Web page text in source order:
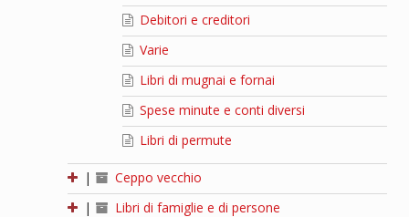
Debitori e creditori
Varie
Libri di mugnai e fornai
Spese minute e conti diversi
Libri di permute
|
Ceppo vecchio
|
Libri di famiglie e di persone